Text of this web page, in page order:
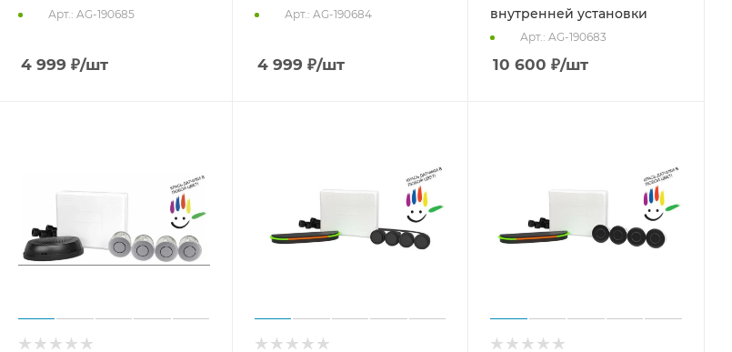
Арт.: AG-190685
4 999 ₽/шт
Арт.: AG-190684
4 999 ₽/шт
внутренней установки
Арт.: AG-190683
10 600 ₽/шт